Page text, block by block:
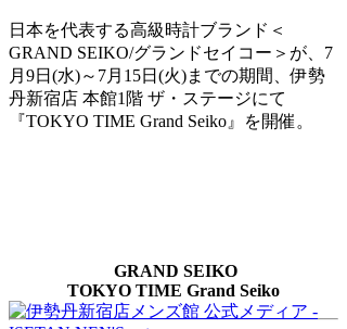
日本を代表する高級時計ブランド＜
GRAND SEIKO/グランドセイコー＞が、7
月9日(水)～7月15日(火)までの期間、伊勢
丹新宿店 本館1階 ザ・ステージにて
『TOKYO TIME Grand Seiko』を開催。
GRAND SEIKO
TOKYO TIME Grand Seiko